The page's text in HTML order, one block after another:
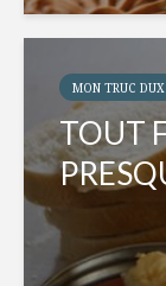
MON TRUC DUX
TOUT